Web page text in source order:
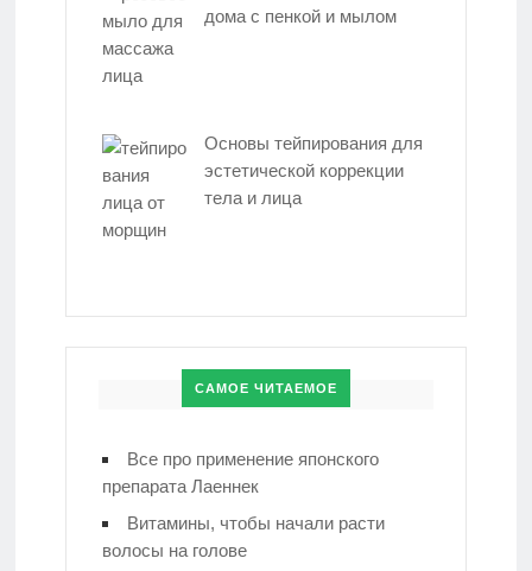
дома с пенкой и мылом
Основы тейпирования для
эстетической коррекции
тела и лица
САМОЕ ЧИТАЕМОЕ
Все про применение японского
препарата Лаеннек
Витамины, чтобы начали расти
волосы на голове